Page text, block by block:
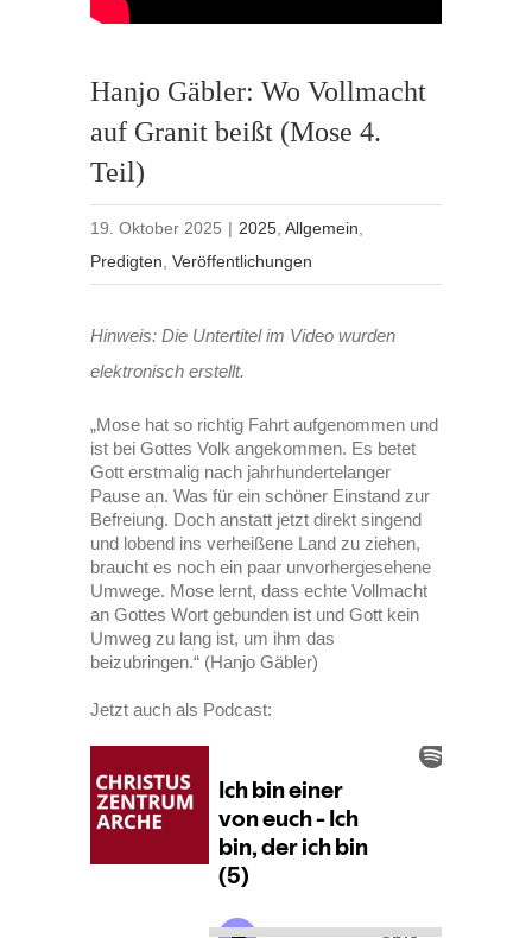
Hanjo Gäbler: Wo Vollmacht
auf Granit beißt (Mose 4.
Teil)
19. Oktober 2025 | 2025,Allgemein,
Predigten,Veröffentlichungen
Hinweis: Die Untertitel im Video wurden
elektronisch erstellt.
„Mose hat so richtig Fahrt aufgenommen und
ist bei Gottes Volk angekommen. Es betet
Gott erstmalig nach jahrhundertelanger
Pause an. Was für ein schöner Einstand zur
Befreiung. Doch anstatt jetzt direkt singend
und lobend ins verheißene Land zu ziehen,
braucht es noch ein paar unvorhergesehene
Umwege. Mose lernt, dass echte Vollmacht
an Gottes Wort gebunden ist und Gott kein
Umweg zu lang ist, um ihm das
beizubringen.“ (Hanjo Gäbler)
Jetzt auch als Podcast: